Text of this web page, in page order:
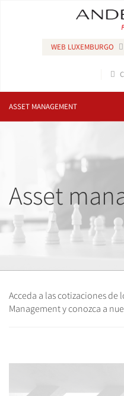
WEB LUXEMBURGO
ASSET MANAGEMENT
Asset
Acceda a las cotizaciones de
Management y conozca a